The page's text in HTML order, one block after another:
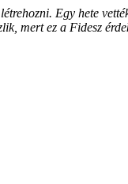
Egy hete
mert ez a Fidesz